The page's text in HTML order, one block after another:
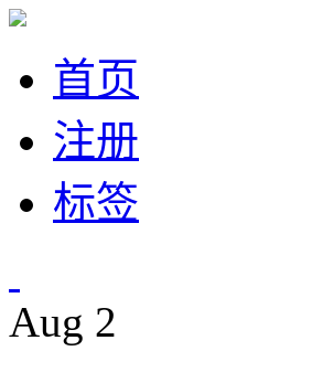
首页
注册
标签
Aug 2